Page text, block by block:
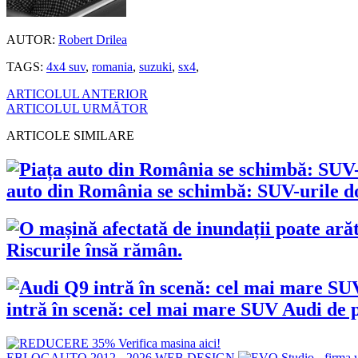
AUTOR: Robert Drilea
TAGS: 4x4 suv, romania, suzuki, sx4,
ARTICOLUL ANTERIOR
ARTICOLUL URMĂTOR
ARTICOLE SIMILARE
auto din România se schimbă: SUV-urile
Riscurile însă rămân.
intră în scenă: cel mai mare SUV Audi de